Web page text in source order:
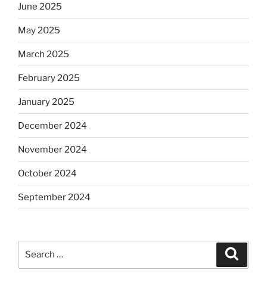
June 2025
May 2025
March 2025
February 2025
January 2025
December 2024
November 2024
October 2024
September 2024